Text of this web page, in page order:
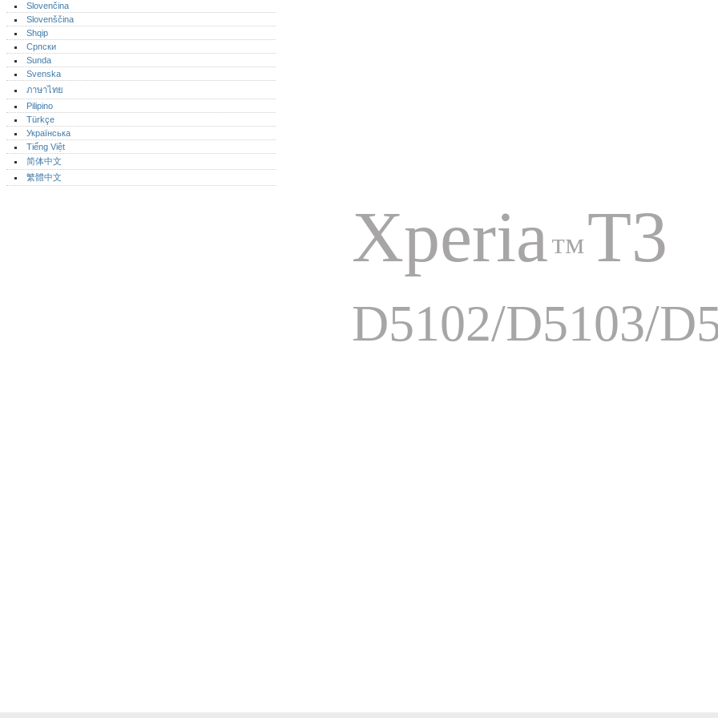
Xperia™T3
D5102/D5103/
Slovenčina
Slovenščina
Shqip
Српски
Sunda
Svenska
ภาษาไทย
Pilipino
Türkçe
Українська
Tiếng Việt
简体中文
繁體中文